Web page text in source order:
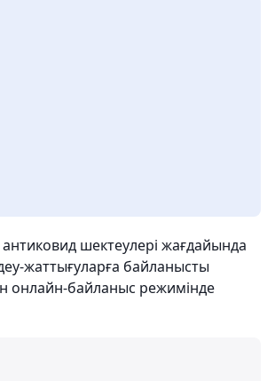
шектеулері жағдайында
жаттығуларға байланысты
онлайн-байланыс режимінде